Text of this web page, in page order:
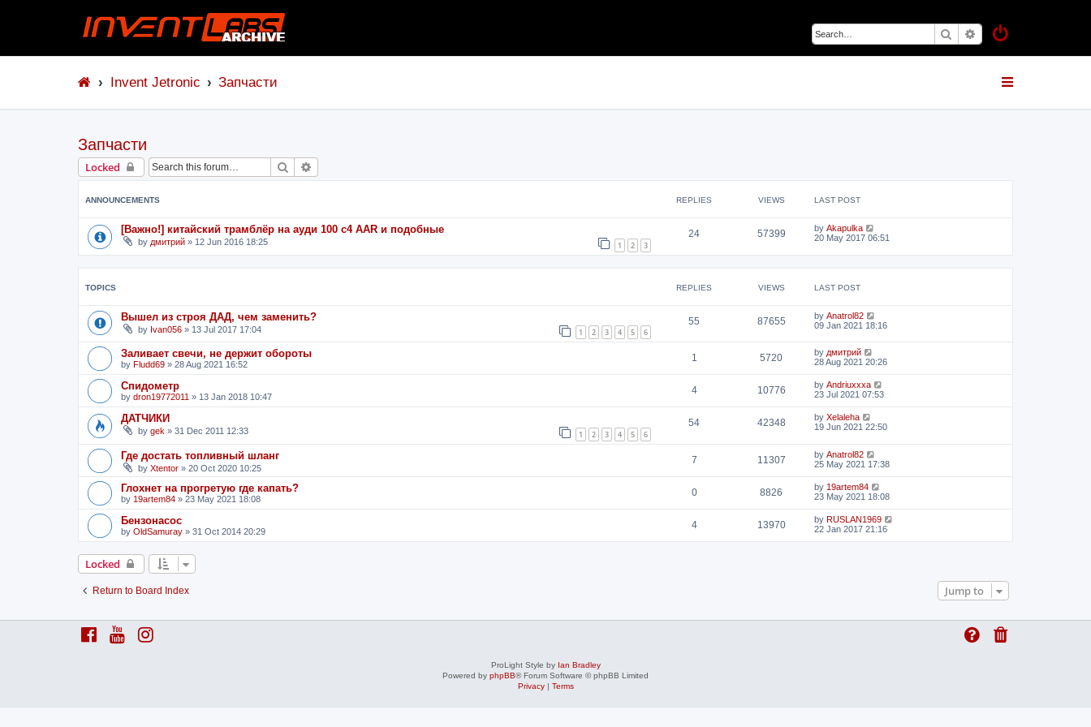
Search Advanced search
Invent Jetronic Запчасти
Запчасти
Locked Search
ANNOUNCEMENTS REPLIES VIEWS LAST POST
[Важно!] китайский трамблёр на ауди 100 с4 AAR и подобные
by дмитрий » 12 Jun 2016 18:25 1 2 3
24 57399 by Akapulka
20 May 2017 06:51
TOPICS REPLIES VIEWS LAST POST
Вышел из строя ДАД, чем заменить?
by Ivan056 » 13 Jul 2017 17:04 1 2 3 4 5 6
55 87655 by Anatrol82
09 Jan 2021 18:16
Заливает свечи, не держит обороты
by Fludd69 » 28 Aug 2021 16:52
1 5720 by дмитрий
28 Aug 2021 20:26
Спидометр
by dron19772011 » 13 Jan 2018 10:47
4 10776 by Andriuxxxa
23 Jul 2021 07:53
ДАТЧИКИ
by gek » 31 Dec 2011 12:33 1 2 3 4 5 6
54 42348 by Xelaleha
19 Jun 2021 22:50
Где достать топливный шланг
by Xtentor » 20 Oct 2020 10:25
7 11307 by Anatrol82
25 May 2021 17:38
Глохнет на прогретую где капать?
by 19artem84 » 23 May 2021 18:08
0 8826 by 19artem84
23 May 2021 18:08
Бензонасос
by OldSamuray » 31 Oct 2014 20:29
4 13970 by RUSLAN1969
22 Jan 2017 21:16
Locked
Return to Board Index Jump to
ProLight Style by Ian Bradley
Powered by phpBB® Forum Software © phpBB Limited
Privacy| Terms